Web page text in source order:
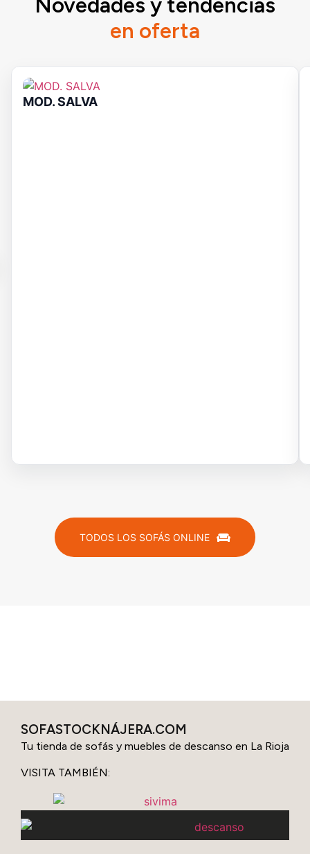
en oferta
MOD. SALVA
TODOS LOS SOFÁS ONLINE
SOFASTOCKNÁJERA.COM
Tu tienda de sofás y muebles de descanso en La Rioja
VISITA TAMBIÉN: